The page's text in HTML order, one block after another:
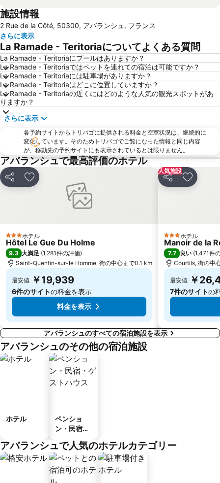
施設情報
2 Rue de la Côté, 50300, アバランシュ, フランス
さらに表示
La Ramade - Teritoriaについてよくある質問
La Ramade - Teritoriaにプールはありますか？
La Ramade - Teritoriaではペットを連れての宿泊は可能ですか？
La Ramade - Teritoriaには駐車場がありますか？
La Ramade - Teritoriaはどこに位置していますか？
La Ramade - Teritoriaの近くにはどのような人気の観光スポットがあ
りますか？
さらに表示
各予約サイトからトリバゴに提供される料金と空室状況は、継続的に
変化しています。そのためトリバゴでご覧になった情報と同じ内容
が、移動先の予約サイトにも表示されているとは限りません。
アバランシュで最高評価のホテル
シェア お気に入りに追加
3 ホテルのランク
ホテル
Hôtel Le Gue Du Holme
9.3 大満足 (1,281件の評価)
Saint-Quentin-sur-le Homme, 街の中心まで0.1 km
最安値 ￥19,939
6件のサイトの料金を表示
料金を表示
人気施設
シェア お気に
3 ホテルのランク
ホテル
Manoir de la
7.7 良い (1,471件
Courtils, 街の中
最安値 ￥
7件のサイトの
アバランシュのすべての宿泊施設を表示
アバランシュのその他の宿泊施設
ホテル
ペンショ
ン・民宿・
ス
アバランシュで人気のホテルカテゴリー